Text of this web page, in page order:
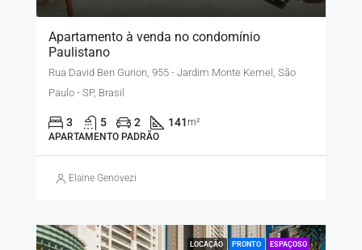
Apartamento à venda no condomínio
Paulistano
Rua David Ben Gurion, 955 - Jardim Monte Kemel, São
Paulo - SP, Brasil
3 5 2 141m²
APARTAMENTO PADRÃO
Elaine Genovezi
LOCAÇÃO PRONTO ESPAÇOSO